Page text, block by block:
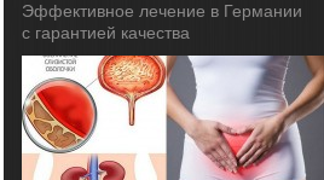
Эффективное лечение в Германии
с гарантией качества